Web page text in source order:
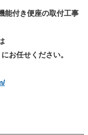
能付き便座の取付工事
お任せください。